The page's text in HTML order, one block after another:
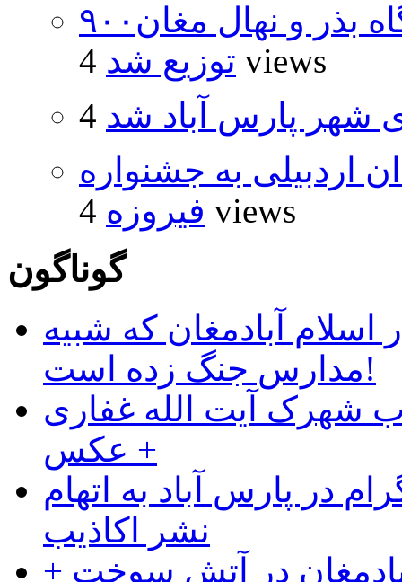
۹۰۰هزار اصله نهال توسط ایستگاه بذر و نهال مغان
توزیع شد 4 views
شهر پارس آباد شد
اثر هنرمندان اردبیلی به جشنواره
فیروزه 4 views
گوناگون
آبادمغان که شبیه
مدارس جنگ زده است!
شهرک آیت الله غفاری
+ عکس
در پارس آباد به اتهام
نشر اکاذیب
در آتش سوخت +